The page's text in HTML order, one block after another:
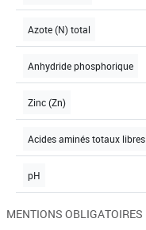
Azote (N) total
Anhydride phosphorique
Zinc (Zn)
Acides aminés totaux libres
pH
MENTIONS OBLIGATOIRES